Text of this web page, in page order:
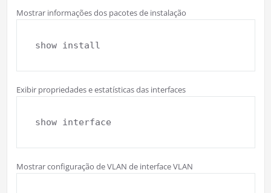
Mostrar informações dos pacotes de instalação
show install
Exibir propriedades e estatísticas das interfaces
show interface
Mostrar configuração de VLAN de interface VLAN